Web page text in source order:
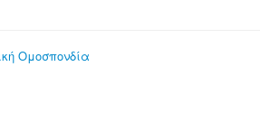
Ομοσπονδία